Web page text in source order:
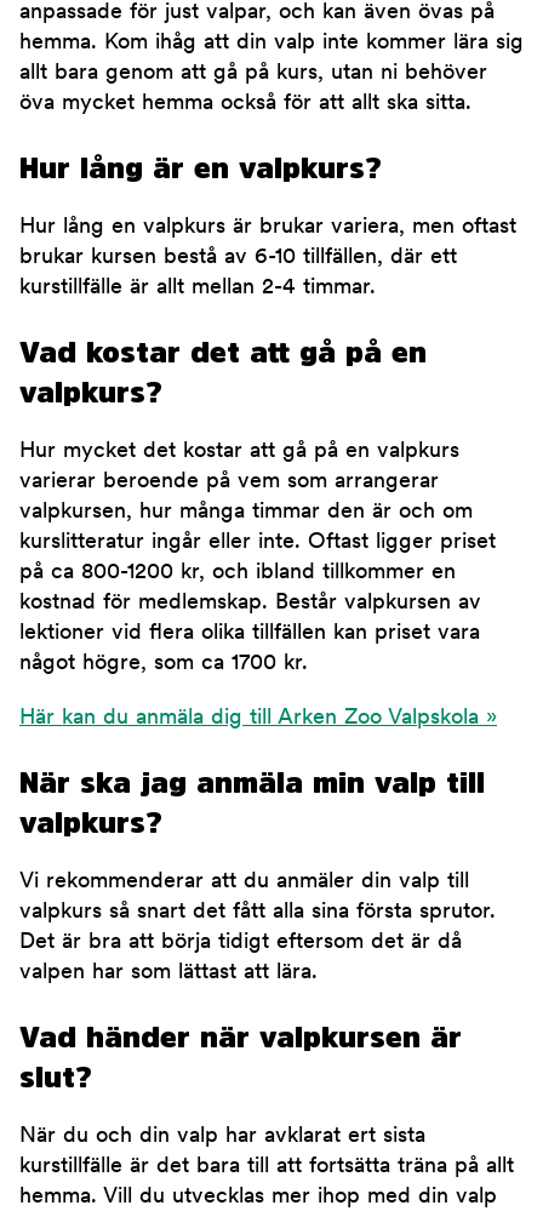
anpassade för just valpar, och kan även övas på
hemma. Kom ihåg att din valp inte kommer lära sig
allt bara genom att gå på kurs, utan ni behöver
öva mycket hemma också för att allt ska sitta.
Hur lång är en valpkurs?
Hur lång en valpkurs är brukar variera, men oftast
brukar kursen bestå av 6-10 tillfällen, där ett
kurstillfälle är allt mellan 2-4 timmar.
Vad kostar det att gå på en
valpkurs?
Hur mycket det kostar att gå på en valpkurs
varierar beroende på vem som arrangerar
valpkursen, hur många timmar den är och om
kurslitteratur ingår eller inte. Oftast ligger priset
på ca 800-1200 kr, och ibland tillkommer en
kostnad för medlemskap. Består valpkursen av
lektioner vid flera olika tillfällen kan priset vara
något högre, som ca 1700 kr.
Här kan du anmäla dig till Arken Zoo Valpskola »
När ska jag anmäla min valp till
valpkurs?
Vi rekommenderar att du anmäler din valp till
valpkurs så snart det fått alla sina första sprutor.
Det är bra att börja tidigt eftersom det är då
valpen har som lättast att lära.
Vad händer när valpkursen är
slut?
När du och din valp har avklarat ert sista
kurstillfälle är det bara till att fortsätta träna på allt
hemma. Vill du utvecklas mer ihop med din valp